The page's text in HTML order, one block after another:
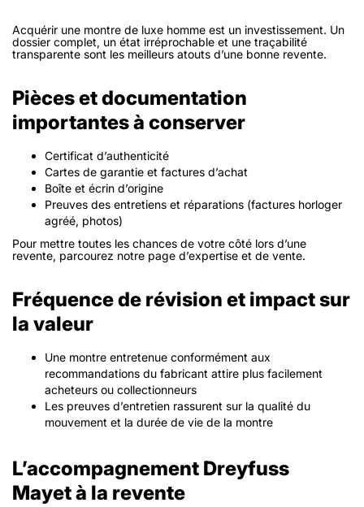
Acquérir une montre de luxe homme est un investissement. Un
dossier complet, un état irréprochable et une traçabilité
transparente sont les meilleurs atouts d’une bonne revente.
Pièces et documentation
importantes à conserver
Certificat d’authenticité
Cartes de garantie et factures d’achat
Boîte et écrin d’origine
Preuves des entretiens et réparations (factures horloger
agréé, photos)
Pour mettre toutes les chances de votre côté lors d’une
revente, parcourez notre page d’expertise et de vente.
Fréquence de révision et impact sur
la valeur
Une montre entretenue conformément aux
recommandations du fabricant attire plus facilement
acheteurs ou collectionneurs
Les preuves d’entretien rassurent sur la qualité du
mouvement et la durée de vie de la montre
L’accompagnement Dreyfuss
Mayet à la revente